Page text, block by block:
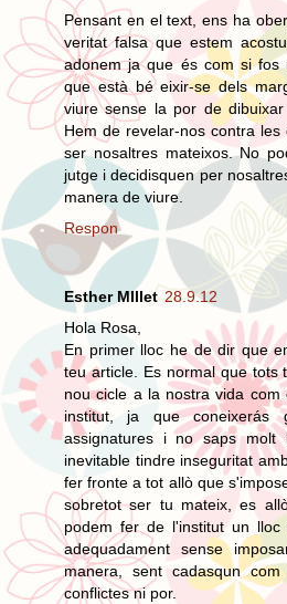
Pensant en el text, ens ha
veritat falsa que estem
adonem ja que és com si fos
que està bé eixir-se dels
viure sense la por de
Hem de revelar-nos contra
ser nosaltres mateixos. No
jutge i decidisquen per
manera de viure.
Respon
Esther MIllet 28.9.12
Hola Rosa,
En primer lloc he de dir que
teu article. Es normal que tots
nou cicle a la nostra vida com
institut, ja que coneixerás
assignatures i no saps
inevitable tindre inseguritat
fer fronte a tot allò que
sobretot ser tu mateix, es
podem fer de l'institut un lloc
adequadament sense
manera, sent cadasqun
conflictes ni por.